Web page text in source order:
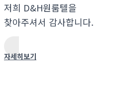
저희 D&H원룸텔을
찾아주셔서 감사합니다.
자세히보기